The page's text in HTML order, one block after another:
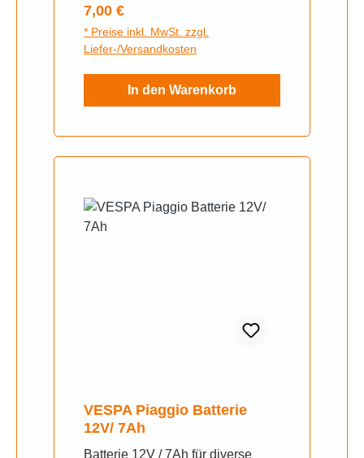
Regulärer Preis:
7,00 €
* Preise inkl. MwSt. zzgl.
Liefer-/Versandkosten
In den Warenkorb
VESPA Piaggio Batterie
12V/ 7Ah
Batterie 12V / 7Ah für diverse